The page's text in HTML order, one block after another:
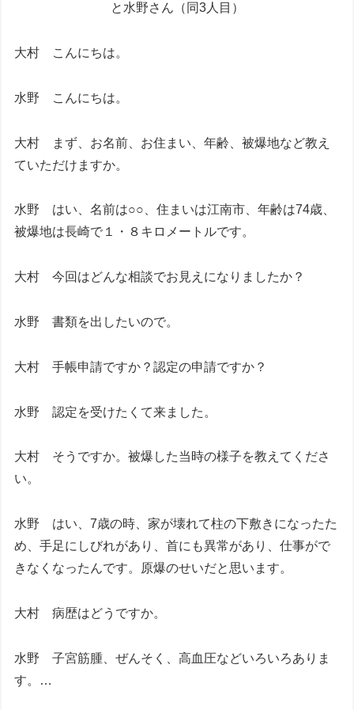
と水野さん（同3人目）
大村 こんにちは。
水野 こんにちは。
大村 まず、お名前、お住まい、年齢、被爆地など教え
ていただけますか。
水野 はい、名前は○○、住まいは江南市、年齢は74歳、
被爆地は長崎で１・８キロメートルです。
大村 今回はどんな相談でお見えになりましたか？
水野 書類を出したいので。
大村 手帳申請ですか？認定の申請ですか？
水野 認定を受けたくて来ました。
大村 そうですか。被爆した当時の様子を教えてくださ
い。
水野 はい、7歳の時、家が壊れて柱の下敷きになったた
め、手足にしびれがあり、首にも異常があり、仕事がで
きなくなったんです。原爆のせいだと思います。
大村 病歴はどうですか。
水野 子宮筋腫、ぜんそく、高血圧などいろいろありま
す。…